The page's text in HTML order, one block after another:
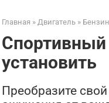
Главная » Двигатель »
установить
Преобразите